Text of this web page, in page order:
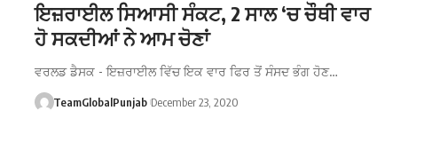
ਇਜ਼ਰਾਈਲ ਸਿਆਸੀ ਸੰਕਟ, 2 ਸਾਲ ‘ਚ ਚੌਥੀ ਵਾਰ
ਹੋ ਸਕਦੀਆਂ ਨੇ ਆਮ ਚੋਣਾਂ
ਵਰਲਡ ਡੈਸਕ - ਇਜ਼ਰਾਈਲ ਵਿੱਚ ਇਕ ਵਾਰ ਫਿਰ ਤੋਂ ਸੰਸਦ ਭੰਗ ਹੋਣ…
TeamGlobalPunjab December 23, 2020